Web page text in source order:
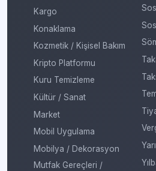
Kargo
Konaklama
Kozmetik / Kişisel Bakım
Kripto Platformu
Kuru Temizleme
Kültür / Sanat
Market
Mobil Uygulama
Mobilya / Dekorasyon
Mutfak Gereçleri /